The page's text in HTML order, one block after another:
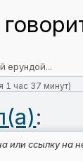
ерундой...
1 час 37 минут)
:
или ссылку на